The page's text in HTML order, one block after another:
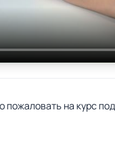
на курс